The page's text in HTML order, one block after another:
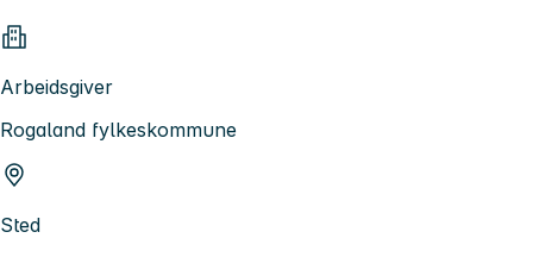
Arbeidsgiver
Rogaland fylkeskommune
Sted